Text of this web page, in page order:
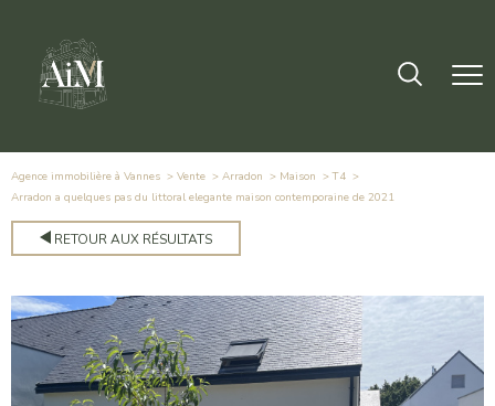
Agence immobilière à Vannes Vente Arradon Maison
T4
arradon a quelques pas du littoral elegante maison contemporaine de 2021
RETOUR AUX RÉSULTATS